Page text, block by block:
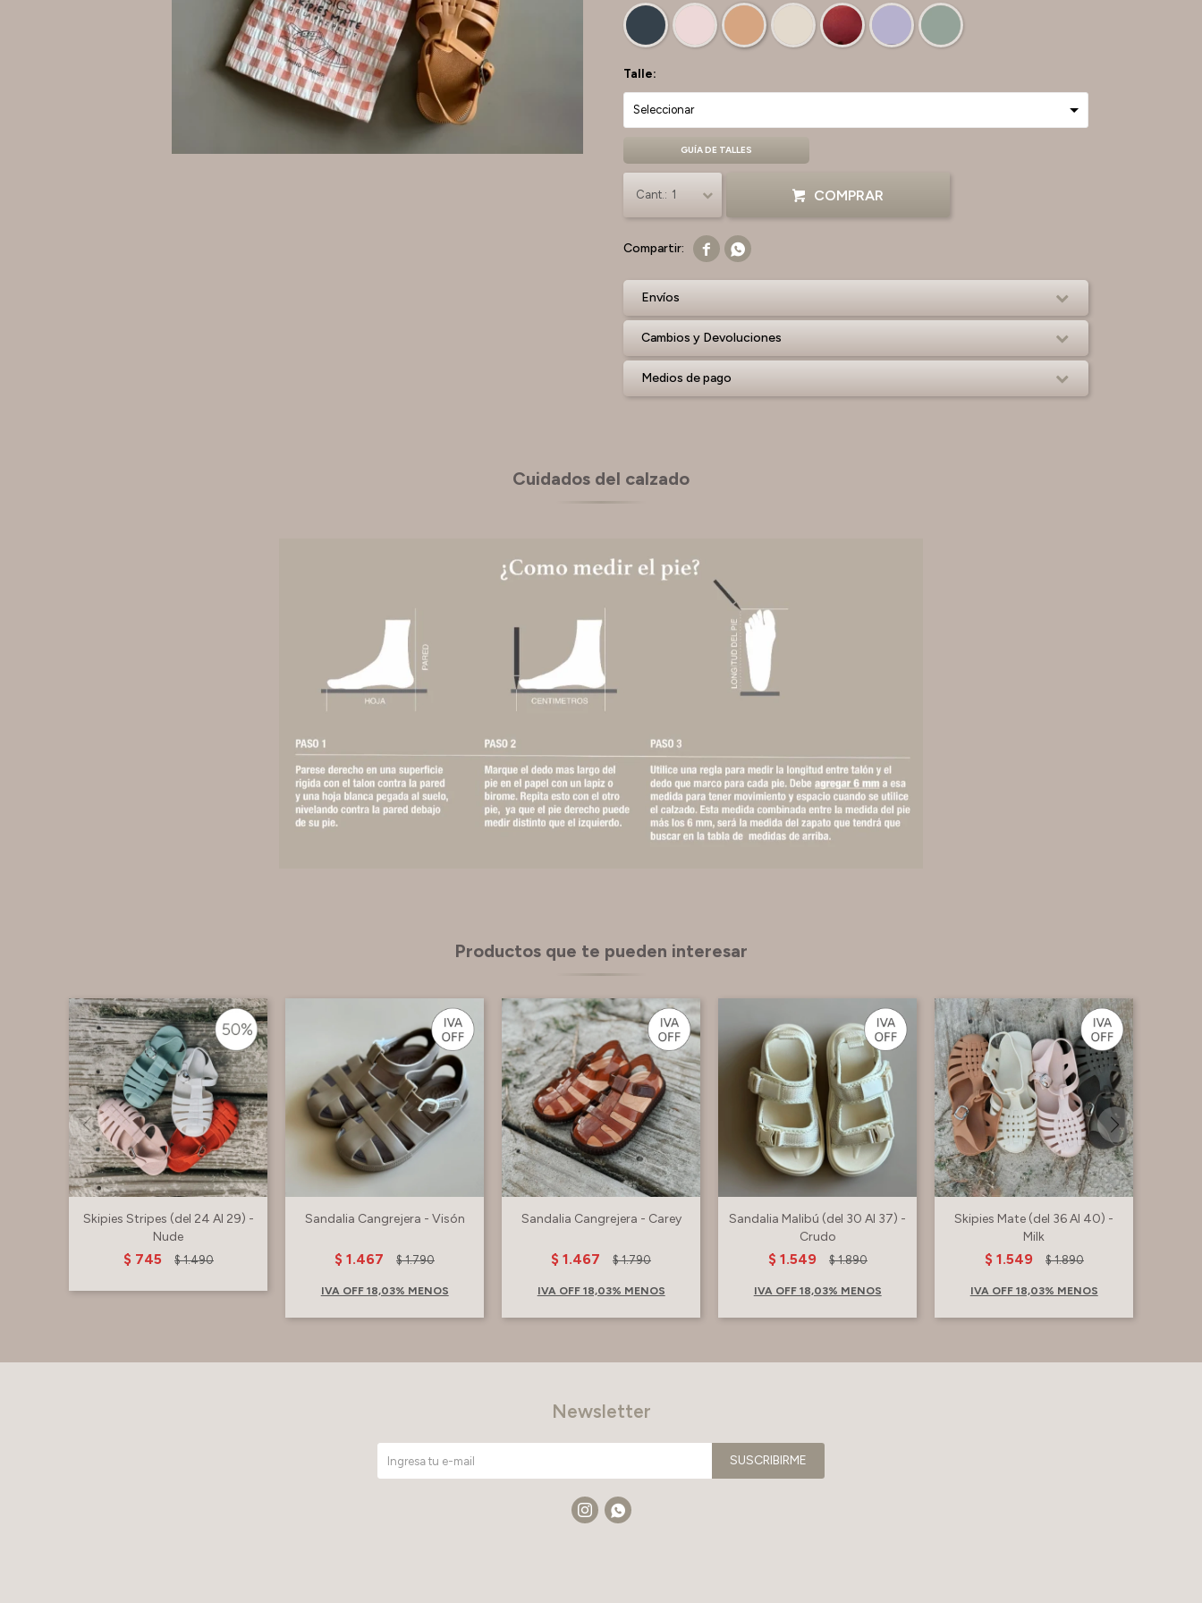
Talle:
GUÍA DE TALLES
1 COMPRAR
 
Envíos
Cambios y Devoluciones
Medios de pago
Cuidados del calzado
Productos que te pueden interesar
Skipies Stripes (del 24 Al 29) -
Nude
$ 745 $ 1.490
Sandalia Cangrejera - Visón
$ 1.467 $ 1.790
IVA OFF 18,03% MENOS
Sandalia Cangrejera - Carey
$ 1.467 $ 1.790
IVA OFF 18,03% MENOS
Sandalia Malibú (del 30 Al 37) -
Crudo
$ 1.549 $ 1.890
IVA OFF 18,03% MENOS
Skipies Mate (del 36 Al 40) -
Milk
$ 1.549 $ 1.890
IVA OFF 18,03% MENOS
Newsletter
SUSCRIBIRME
 